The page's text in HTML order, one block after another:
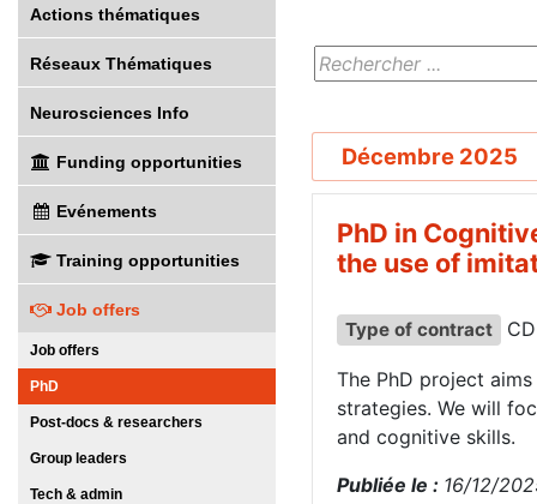
Actions thématiques
Réseaux Thématiques
Neurosciences Info
Funding opportunities
Evénements
Training opportunities
Job offers
Job offers
PhD
Post-docs & researchers
Group leaders
Tech & admin
Décembre 2025
PhD in
the use of
Type of contract
The PhD project
strategies. We will
and cognitive skills.
Publiée le : 16/12/